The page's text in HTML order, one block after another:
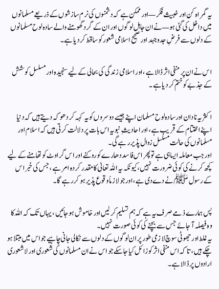
یہ گمراہ کن اور خبیث فکر—اور ممکن ہے کہ دشمنوں کی نرم سازشوں کے ذریعے مسلمانوں
میں داخل کی گئی ہو—نے ان جاہل لوگوں اور ان کے گرد گھومنے والے سادہ لوح مسلمانوں
کے دلوں سے فرضِ جدوجہد اور صحیح اسلامی شعور کو ساقط کر دیا ہے۔
اس نے ان پر منفی اثر ڈالا ہے، اور اسلامی زندگی کی بحالی کے لیے سنجیدہ اور مسلسل کوشش
کے جذبے کو ختم کر دیا ہے۔
اکثر یہ نادان اور سادہ لوح مسلمان اپنے جیسے دوسروں کو یہ کہہ کر دھوکہ دیتے ہیں کہ دنیا
اپنے اختتام کے قریب ہے، اور احادیثِ نبویہ اس بات پر دلالت کرتی ہیں کہ اسلام اور
مسلمانوں کی حالت مسلسل زوال پذیر رہے گی۔
اور جب معاملہ ایسا ہی ہے تو پھر اس فاسد دھارے کو روکنے اور اس گراوٹ کو تھامنے کے لیے
کچھ کرنے کی کوئی ضرورت نہیں، کیونکہ یہ اللہ تعالیٰ کا مقدر کردہ امر ہے، جس کی خبر اس
کے رسول ﷺ نے دے دی ہے، اور جو لازماً وقوع پذیر ہو کر رہے گا۔
پس ہمارے ذمے صرف یہ ہے کہ ہم تسلیم کر لیں اور خاموش ہو جائیں، یہاں تک کہ اللہ کا
وہ فیصلہ آ جائے جس سے بچنے کی کوئی صورت نہیں۔
یہ غلط اور جھوٹی سوچ لازمی طور پر ان لوگوں کے دلوں سے نکالی جانی چاہیے جو اس میں مبتلا ہو
چکے ہیں، تاکہ اس منفی اثر کو زائل کیا جا سکے جو اس نے ان مسلمانوں کی شعوری اور لاشعوری
ارادوں پر ڈالا ہے۔